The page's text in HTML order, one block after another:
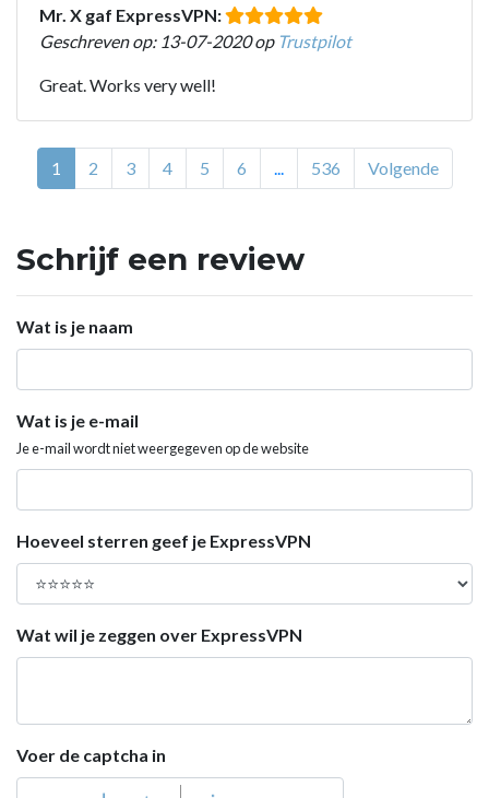
Mr. X gaf ExpressVPN:
Geschreven op: 13-07-2020 op Trustpilot
Great. Works very well!
1 2 3 4 5 6 ... 536 Volgende
Schrijf een review
Wat is je naam
Wat is je e-mail
Je e-mail wordt niet weergegeven op de website
Hoeveel sterren geef je ExpressVPN
Wat wil je zeggen over ExpressVPN
Voer de captcha in